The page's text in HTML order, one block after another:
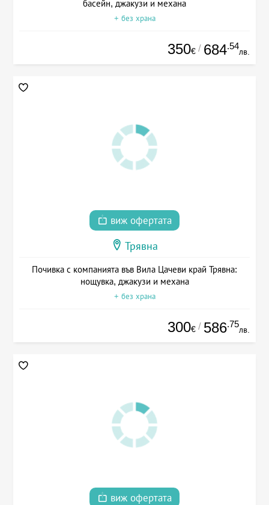
басейн, джакузи и механа
+ без храна
350€ / 684.54
лв.
виж офертата
Трявна
Почивка с компанията във Вила Цачеви край Трявна:
нощувка, джакузи и механа
+ без храна
300€ / 586.75
лв.
виж офертата